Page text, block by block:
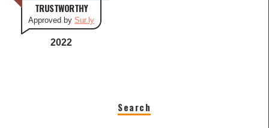
TRUSTWORTHY
Approved by Sur.ly
2022
Search